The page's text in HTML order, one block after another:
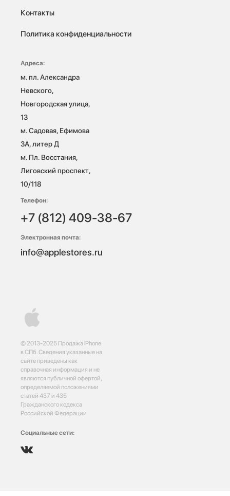
© 2013-2025 Продажа iPhone
в СПб. Сведения указанные на
сайте приведены как
справочная информация и не
являются публичной офертой,
определяемой положениями
статей 437 и 435
Гражданского кодекса
Российской Федерации
Социальные сети:
Контакты
Политика конфиденциальности
Адреса:
м. пл. Александра
Невского,
Новгородская улица,
13
м. Садовая, Ефимова
3А, литер Д
м. Пл. Восстания,
Лиговский проспект,
10/118
Телефон:
+7 (812) 409-38-67
Электронная почта:
info@applestores.ru